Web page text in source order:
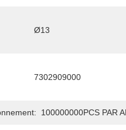
Ø13
7302909000
100000000PCS PAR